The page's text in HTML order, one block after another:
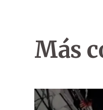
Más